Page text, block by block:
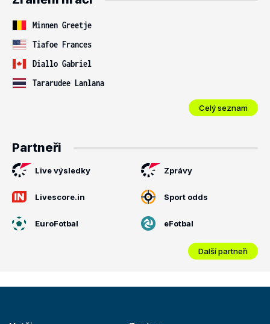
Minnen Greetje
Tiafoe Frances
Diallo Gabriel
Tararudee Lanlana
Celý seznam
Partneři
Live výsledky Zprávy
Livescore.in Sport odds
EuroFotbal eFotbal
Další partneři